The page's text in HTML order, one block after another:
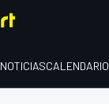
NOTICIASCALENDARIO